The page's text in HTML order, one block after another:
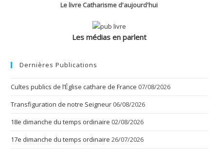
Le livre Catharisme d'aujourd'hui
Les médias en parlent
Dernières Publications
Cultes publics de l’Église cathare de France 07/08/2026
Transfiguration de notre Seigneur 06/08/2026
18e dimanche du temps ordinaire 02/08/2026
17e dimanche du temps ordinaire 26/07/2026